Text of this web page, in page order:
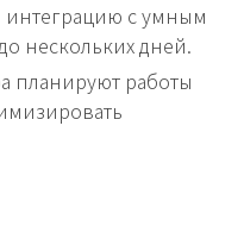
с умным
нескольких дней.
планируют работы